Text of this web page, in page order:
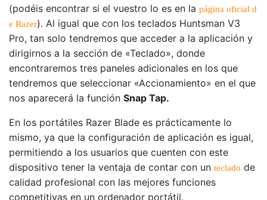
(podéis encontrar si el vuestro lo es en la página oficial d
e Razer). Al igual que con los teclados Huntsman V3
Pro, tan solo tendremos que acceder a la aplicación y
dirigirnos a la sección de «Teclado», donde
encontraremos tres paneles adicionales en los que
tendremos que seleccionar «Accionamiento» en el que
nos aparecerá la función Snap Tap.
En los portátiles Razer Blade es prácticamente lo
mismo, ya que la configuración de aplicación es igual,
permitiendo a los usuarios que cuenten con este
dispositivo tener la ventaja de contar con un teclado de
calidad profesional con las mejores funciones
competitivas en un ordenador portátil.